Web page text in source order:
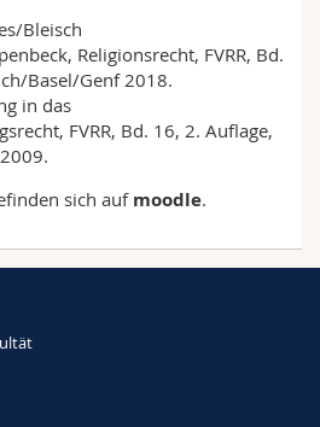
Bleisch
Religionsrecht, FVRR, Bd.
Basel/Genf 2018.
in das
FVRR, Bd. 16, 2. Auflage,
sich auf moodle.